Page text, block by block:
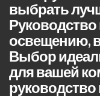
выбрать
освещению,
Выбор
для вашей